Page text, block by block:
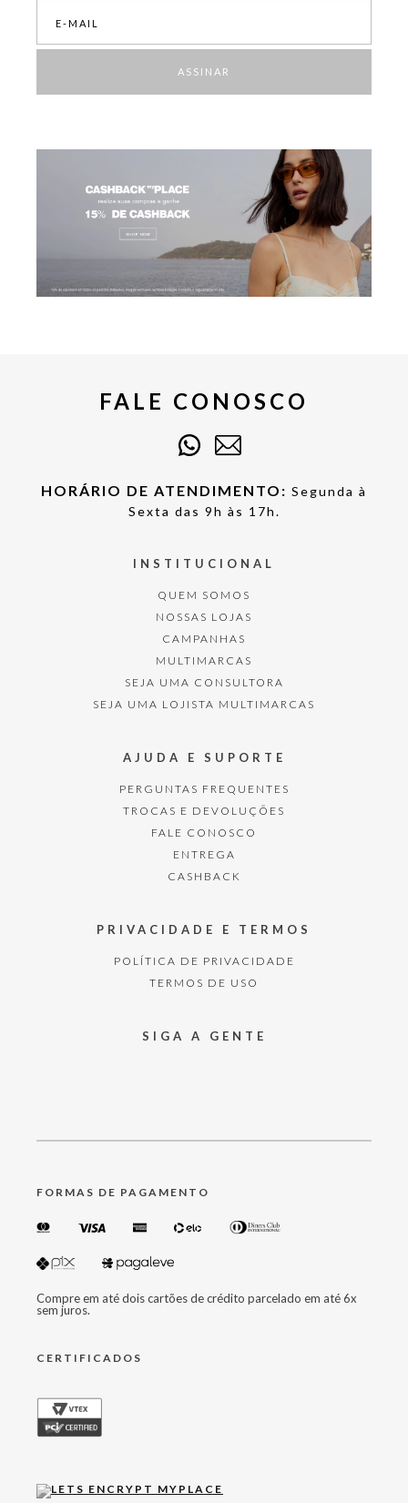
ASSINAR
FALE CONOSCO
HORÁRIO DE ATENDIMENTO: Segunda à
Sexta das 9h às 17h.
INSTITUCIONAL
QUEM SOMOS
NOSSAS LOJAS
CAMPANHAS
MULTIMARCAS
SEJA UMA CONSULTORA
SEJA UMA LOJISTA MULTIMARCAS
AJUDA E SUPORTE
PERGUNTAS FREQUENTES
TROCAS E DEVOLUÇÕES
FALE CONOSCO
ENTREGA
CASHBACK
PRIVACIDADE E TERMOS
POLÍTICA DE PRIVACIDADE
TERMOS DE USO
SIGA A GENTE
FORMAS DE PAGAMENTO
Compre em até dois cartões de crédito parcelado em até 6x
sem juros.
CERTIFICADOS